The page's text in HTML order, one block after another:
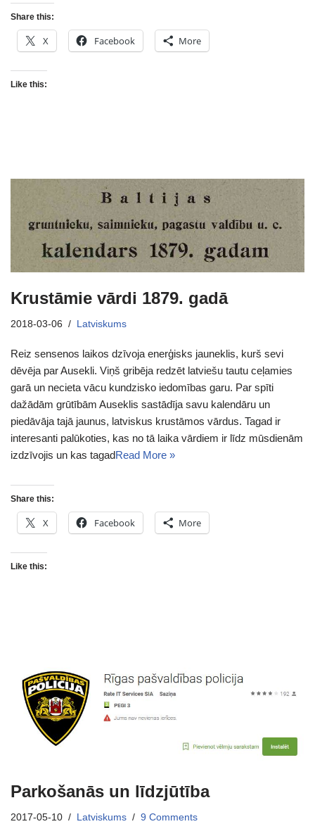
Share this:
X Facebook More
Like this:
Krustāmie vārdi 1879. gadā
2018-03-06 Latviskums
Reiz sensenos laikos dzīvoja enerģisks jauneklis, kurš sevi
dēvēja par Ausekli. Viņš gribēja redzēt latviešu tautu ceļamies
garā un necieta vācu kundzisko iedomības garu. Par spīti
dažādām grūtībām Auseklis sastādīja savu kalendāru un
piedāvāja tajā jaunus, latviskus krustāmos vārdus. Tagad ir
interesanti palūkoties, kas no tā laika vārdiem ir līdz mūsdienām
izdzīvojis un kas tagadRead More »
Share this:
X Facebook More
Like this:
Parkošanās un līdzjūtība
2017-05-10 Latviskums 9 Comments